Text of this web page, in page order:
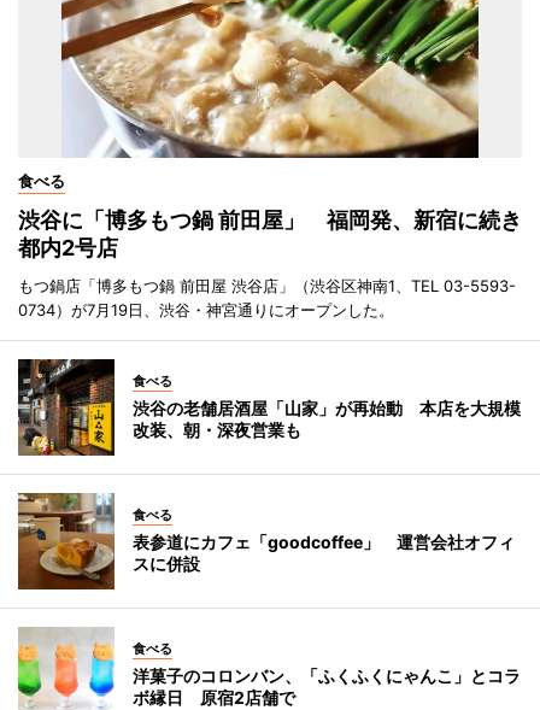
食べる
渋谷に「博多もつ鍋 前田屋」 福岡発、新宿に続き
都内2号店
もつ鍋店「博多もつ鍋 前田屋 渋谷店」（渋谷区神南1、TEL 03-5593-
0734）が7月19日、渋谷・神宮通りにオープンした。
食べる
渋谷の老舗居酒屋「山家」が再始動 本店を大規模
改装、朝・深夜営業も
食べる
表参道にカフェ「goodcoffee」 運営会社オフィ
スに併設
食べる
洋菓子のコロンバン、「ふくふくにゃんこ」とコラ
ボ縁日 原宿2店舗で